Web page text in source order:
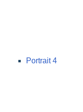
Portrait 4